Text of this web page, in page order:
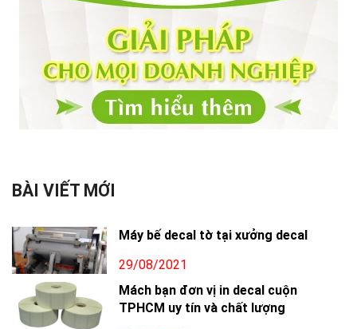
BÀI VIẾT MỚI
Máy bế decal tờ tại xưởng decal
29/08/2021
Mách bạn đơn vị in decal cuộn
TPHCM uy tín và chất lượng